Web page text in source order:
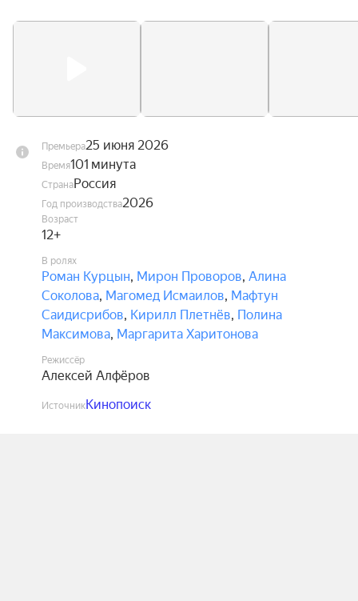
помогают ему преодолеть страх, развивать
Премьера25 июня 2026
Время101 минута
СтранаРоссия
Год производства2026
Возраст
12+
В ролях
Роман Курцын, Мирон Проворов, Алина
Соколова, Магомед Исмаилов, Мафтун
Саидисрибов, Кирилл Плетнёв, Полина
Максимова, Маргарита Харитонова
Режиссёр
Алексей Алфёров
ИсточникКинопоиск